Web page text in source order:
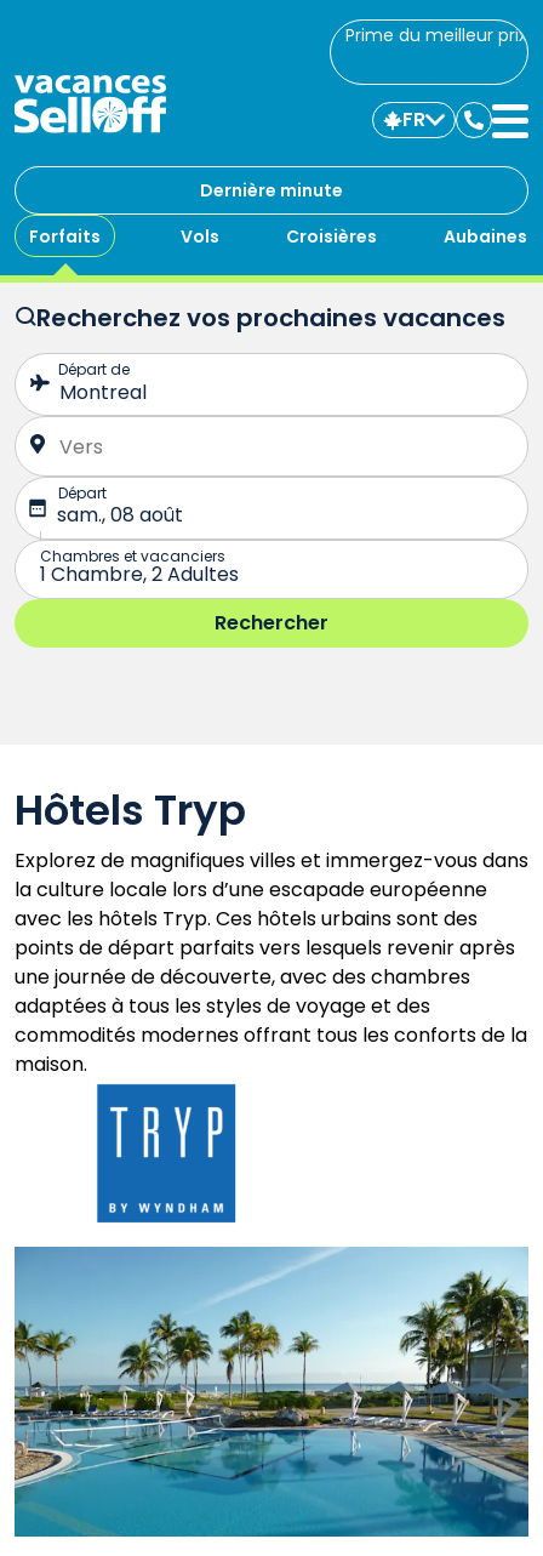
Prime du meilleur prix
Dernière minute
Forfaits
Vols Croisières Aubaines
FR
avec
Recherchez vos prochaines vacances
Hôtels Tryp
Explorez de magnifiques villes et immergez-vous dans
la culture locale lors d’une escapade européenne
avec les hôtels Tryp. Ces hôtels urbains sont des
points de départ parfaits vers lesquels revenir après
une journée de découverte, avec des chambres
adaptées à tous les styles de voyage et des
commodités modernes offrant tous les conforts de la
maison.